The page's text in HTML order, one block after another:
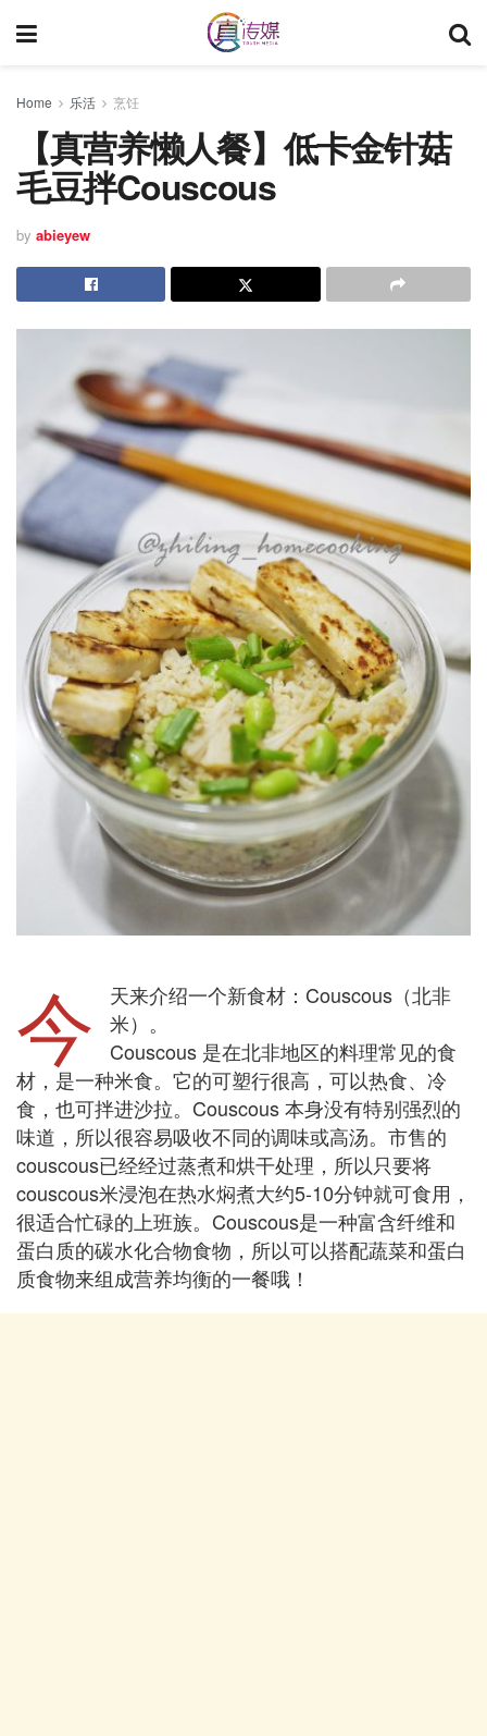
Home 乐活 烹饪
【真营养懒人餐】低卡金针菇
毛豆拌Couscous
by abieyew
今
天来介绍一个新食材：Couscous（北非
米）。
Couscous 是在北非地区的料理常见的食
材，是一种米食。它的可塑行很高，可以热食、冷
食，也可拌进沙拉。Couscous 本身没有特别强烈的
味道，所以很容易吸收不同的调味或高汤。市售的
couscous已经经过蒸煮和烘干处理，所以只要将
couscous米浸泡在热水焖煮大约5-10分钟就可食用，
很适合忙碌的上班族。Couscous是一种富含纤维和
蛋白质的碳水化合物食物，所以可以搭配蔬菜和蛋白
质食物来组成营养均衡的一餐哦！